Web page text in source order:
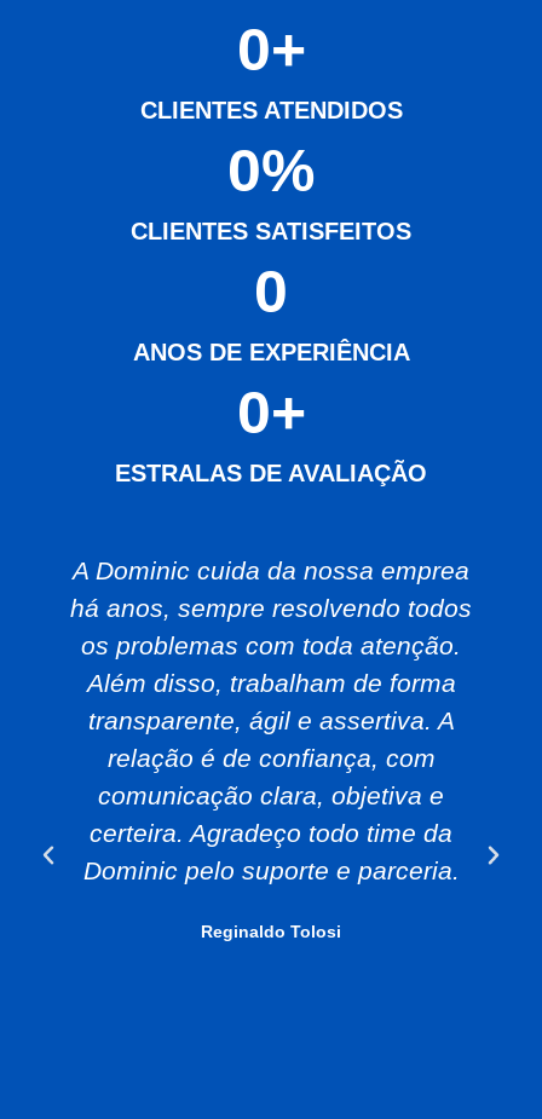
CLIENTES ATENDIDOS
0+
CLIENTES SATISFEITOS
0%
ANOS DE EXPERIÊNCIA
0
ESTRALAS DE AVALIAÇÃO
0+
A Dominic cuida da nossa emprea
há anos, sempre resolvendo todos
os problemas com toda atenção.
Além disso, trabalham de forma
transparente, ágil e assertiva. A
relação é de confiança, com
comunicação clara, objetiva e
certeira. Agradeço todo time da
Dominic pelo suporte e parceria.
Reginaldo Tolosi